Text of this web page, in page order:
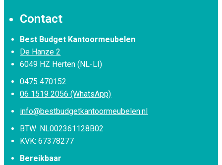
Contact
Best Budget Kantoormeubelen
De Hanze 2
6049 HZ Herten (NL-LI)
0475 470152
06 1519 2056 (WhatsApp)
info@bestbudgetkantoormeubelen.nl
BTW: NL002361128B02
KVK: 67378277
Bereikbaar